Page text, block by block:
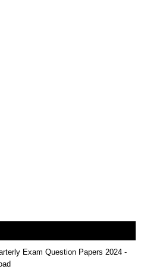
Exam Question Papers 2024 -